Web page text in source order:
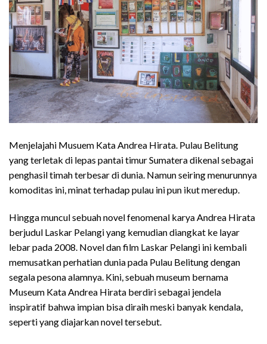
Menjelajahi Musuem Kata Andrea Hirata. Pulau Belitung
yang terletak di lepas pantai timur Sumatera dikenal sebagai
penghasil timah terbesar di dunia. Namun seiring menurunnya
komoditas ini, minat terhadap pulau ini pun ikut meredup.
Hingga muncul sebuah novel fenomenal karya Andrea Hirata
berjudul Laskar Pelangi yang kemudian diangkat ke layar
lebar pada 2008. Novel dan film Laskar Pelangi ini kembali
memusatkan perhatian dunia pada Pulau Belitung dengan
segala pesona alamnya. Kini, sebuah museum bernama
Museum Kata Andrea Hirata berdiri sebagai jendela
inspiratif bahwa impian bisa diraih meski banyak kendala,
seperti yang diajarkan novel tersebut.